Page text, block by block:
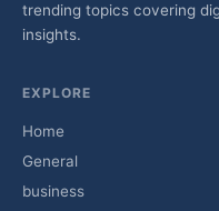
trending topics covering
insights.
EXPLORE
Home
General
business